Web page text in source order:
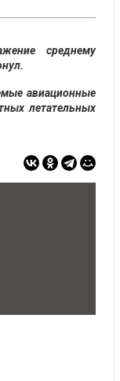
среднему
авиационные
летательных